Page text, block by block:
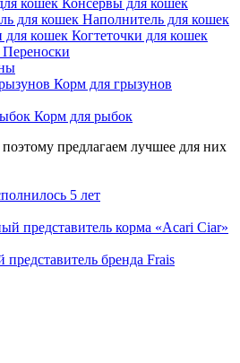
Наполнитель для кошек
Когтеточки для кошек
Переноски
Корм для грызунов
Корм для рыбок
5 лет
представитель корма «Acari Ciar»
бренда Frais